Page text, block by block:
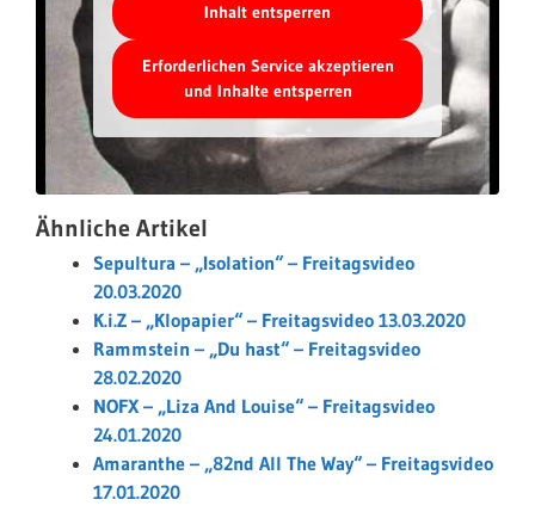
Inhalt entsperren
Erforderlichen Service akzeptieren
und Inhalte entsperren
Ähnliche Artikel
Sepultura – „Isolation“ – Freitagsvideo
20.03.2020
K.i.Z – „Klopapier“ – Freitagsvideo 13.03.2020
Rammstein – „Du hast“ – Freitagsvideo
28.02.2020
NOFX – „Liza And Louise“ – Freitagsvideo
24.01.2020
Amaranthe – „82nd All The Way“ – Freitagsvideo
17.01.2020